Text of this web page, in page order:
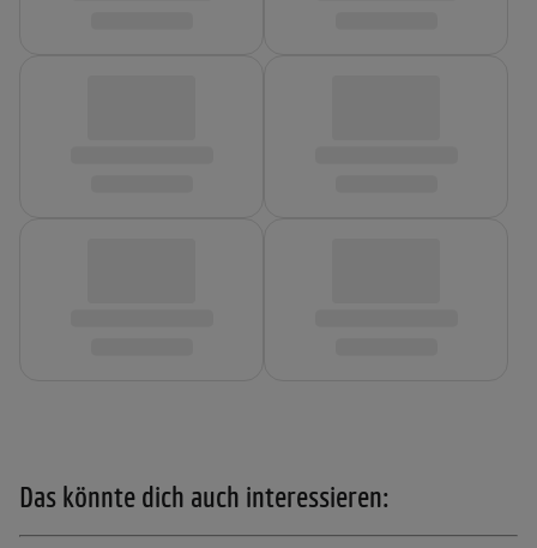
Das könnte dich auch interessieren: